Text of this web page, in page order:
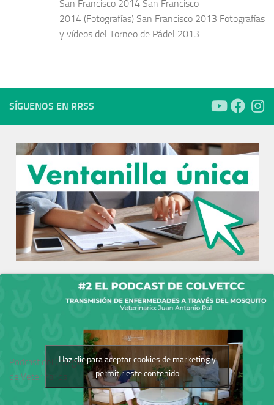
San Francisco 2014 San Francisco
2014 (Fotografías) San Francisco 2013 Fotografías
y vídeos del Torneo de Pádel 2013
SÍGUENOS EN RRSS
Podcast del Colegio
de Veterinarios
Haz clic para aceptar cookies de marketing y
permitir este contenido